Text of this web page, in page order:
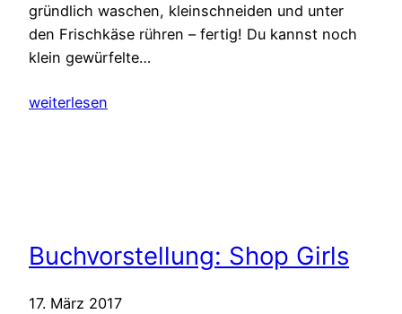
gründlich waschen, kleinschneiden und unter
den Frischkäse rühren – fertig! Du kannst noch
klein gewürfelte…
weiterlesen
Buchvorstellung: Shop Girls
17. März 2017